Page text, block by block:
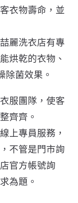
衣物壽命，並
麗洗衣店有專
烘乾的衣物、
除菌效果。
服團隊，使客
齊齊。
上專員服務，
不管是門市詢
官方帳號詢
為題。